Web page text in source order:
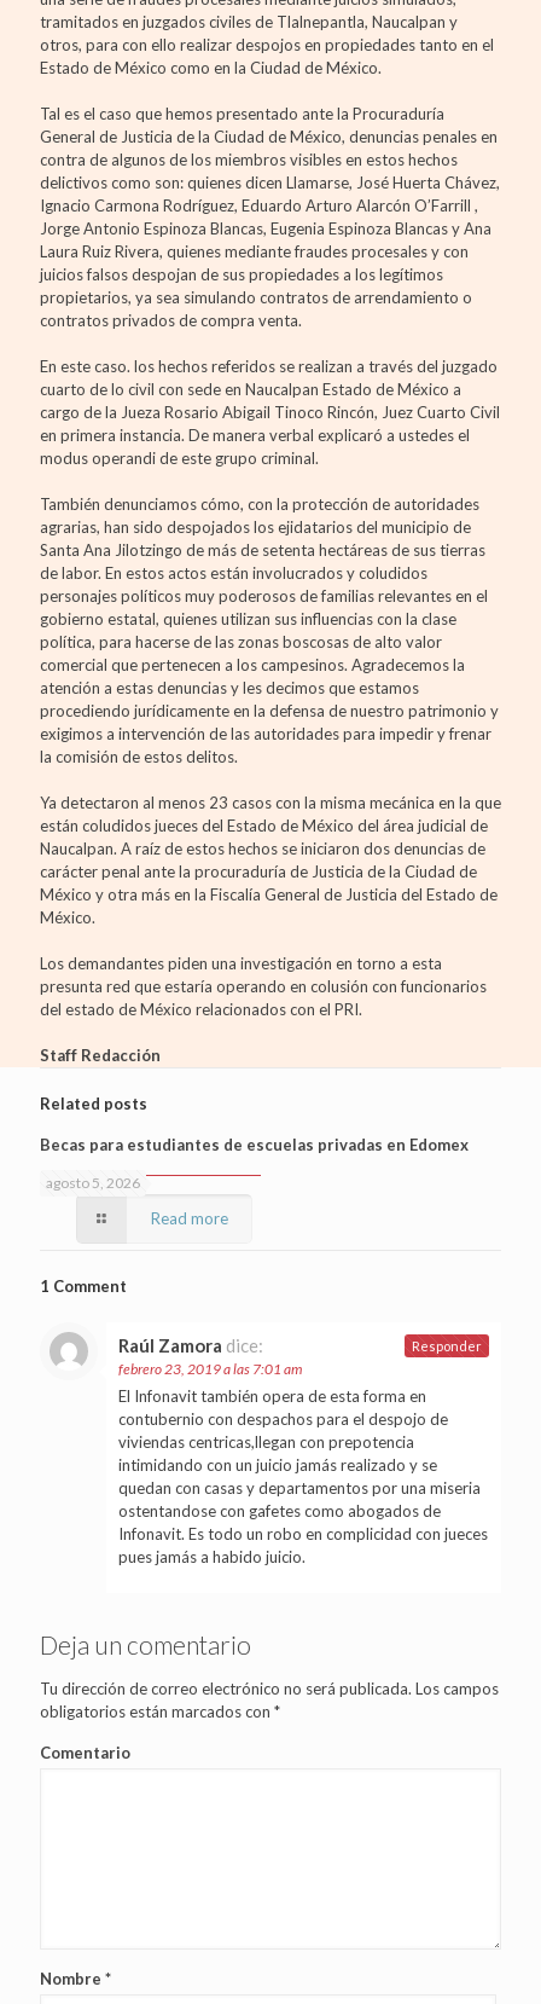
tramitados en juzgados civiles de Tlalnepantla, Naucalpan y
otros, para con ello realizar despojos en propiedades tanto en el
Estado de México como en la Ciudad de México.
Tal es el caso que hemos presentado ante la Procuraduría
General de Justicia de la Ciudad de México, denuncias penales en
contra de algunos de los miembros visibles en estos hechos
delictivos como son: quienes dicen Llamarse, José Huerta Chávez,
Ignacio Carmona Rodríguez, Eduardo Arturo Alarcón O’Farrill ,
Jorge Antonio Espinoza Blancas, Eugenia Espinoza Blancas y Ana
Laura Ruiz Rivera, quienes mediante fraudes procesales y con
juicios falsos despojan de sus propiedades a los legítimos
propietarios, ya sea simulando contratos de arrendamiento o
contratos privados de compra venta.
En este caso. los hechos referidos se realizan a través del juzgado
cuarto de lo civil con sede en Naucalpan Estado de México a
cargo de la Jueza Rosario Abigail Tinoco Rincón, Juez Cuarto Civil
en primera instancia. De manera verbal explicaró a ustedes el
modus operandi de este grupo criminal.
También denunciamos cómo, con la protección de autoridades
agrarias, han sido despojados los ejidatarios del municipio de
Santa Ana Jilotzingo de más de setenta hectáreas de sus tierras
de labor. En estos actos están involucrados y coludidos
personajes políticos muy poderosos de familias relevantes en el
gobierno estatal, quienes utilizan sus influencias con la clase
política, para hacerse de las zonas boscosas de alto valor
comercial que pertenecen a los campesinos. Agradecemos la
atención a estas denuncias y les decimos que estamos
procediendo jurídicamente en la defensa de nuestro patrimonio y
exigimos a intervención de las autoridades para impedir y frenar
la comisión de estos delitos.
Ya detectaron al menos 23 casos con la misma mecánica en la que
están coludidos jueces del Estado de México del área judicial de
Naucalpan. A raíz de estos hechos se iniciaron dos denuncias de
carácter penal ante la procuraduría de Justicia de la Ciudad de
México y otra más en la Fiscalía General de Justicia del Estado de
México.
Los demandantes piden una investigación en torno a esta
presunta red que estaría operando en colusión con funcionarios
del estado de México relacionados con el PRI.
Staff Redacción
Related posts
agosto 5, 2026
Becas para estudiantes de escuelas privadas en Edomex
Read more
1 Comment
Raúl Zamora dice:
febrero 23, 2019 a las 7:01 am
El Infonavit también opera de esta forma en
contubernio con despachos para el despojo de
viviendas centricas,llegan con prepotencia
intimidando con un juicio jamás realizado y se
quedan con casas y departamentos por una miseria
ostentandose con gafetes como abogados de
Infonavit. Es todo un robo en complicidad con jueces
pues jamás a habido juicio.
Responder
Deja un comentario
Tu dirección de correo electrónico no será publicada. Los campos
obligatorios están marcados con *
Comentario
Nombre *